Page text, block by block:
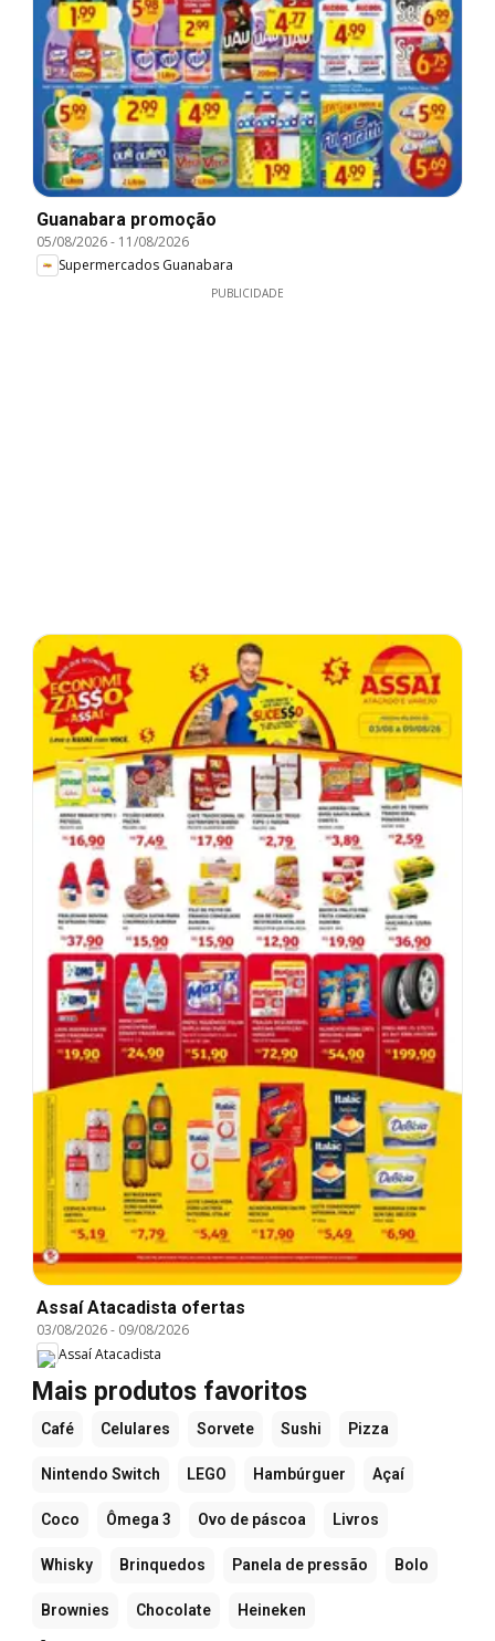
Guanabara promoção
05/08/2026- 11/08/2026
Supermercados Guanabara
PUBLICIDADE
Assaí Atacadista ofertas
03/08/2026- 09/08/2026
Assaí Atacadista
Mais produtos favoritos
Café Celulares Sorvete Sushi Pizza
Nintendo Switch LEGO Hambúrguer Açaí
Coco Ômega 3 Ovo de páscoa Livros
Whisky Brinquedos Panela de pressão Bolo
Brownies Chocolate Heineken